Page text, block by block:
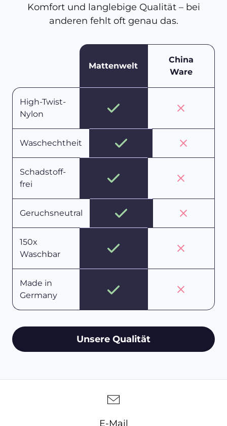
Komfort und langlebige Qualität – bei
anderen fehlt oft genau das.
Mattenwelt
China
Ware
High-Twist-
Nylon
Waschechtheit
Schadstoff-
frei
Geruchsneutral
150x
Waschbar
Made in
Germany
Unsere Qualität
E-Mail